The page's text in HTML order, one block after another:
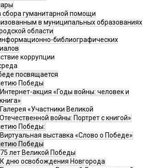
сбора гуманитарной помощи
в муниципальных образованиях
области
библиографических
коррупции
посвящается
Победы
Интернет-акция «Годы войны: человек и
книга»
Галерея «Участники Великой
Отечественной войны: Портрет с книгой»
Победы:
Виртуальная выставка «Слово о Победе»
Победы
75 лет Великой Победы
К дню освобождения Новгорода